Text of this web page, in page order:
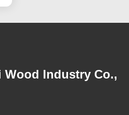
Wood Industry Co.,